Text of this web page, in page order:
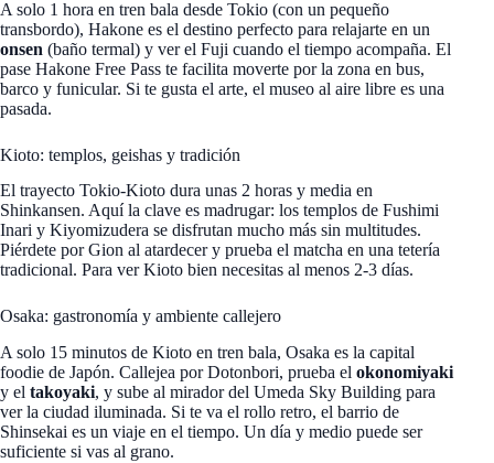
A solo 1 hora en tren bala desde Tokio (con un pequeño
transbordo), Hakone es el destino perfecto para relajarte en un
onsen (baño termal) y ver el Fuji cuando el tiempo acompaña. El
pase Hakone Free Pass te facilita moverte por la zona en bus,
barco y funicular. Si te gusta el arte, el museo al aire libre es una
pasada.
Kioto: templos, geishas y tradición
El trayecto Tokio-Kioto dura unas 2 horas y media en
Shinkansen. Aquí la clave es madrugar: los templos de Fushimi
Inari y Kiyomizudera se disfrutan mucho más sin multitudes.
Piérdete por Gion al atardecer y prueba el matcha en una tetería
tradicional. Para ver Kioto bien necesitas al menos 2-3 días.
Osaka: gastronomía y ambiente callejero
A solo 15 minutos de Kioto en tren bala, Osaka es la capital
foodie de Japón. Callejea por Dotonbori, prueba el okonomiyaki
y el takoyaki, y sube al mirador del Umeda Sky Building para
ver la ciudad iluminada. Si te va el rollo retro, el barrio de
Shinsekai es un viaje en el tiempo. Un día y medio puede ser
suficiente si vas al grano.